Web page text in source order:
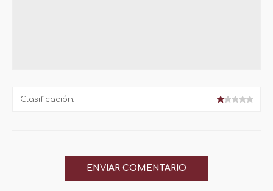
Clasificación: